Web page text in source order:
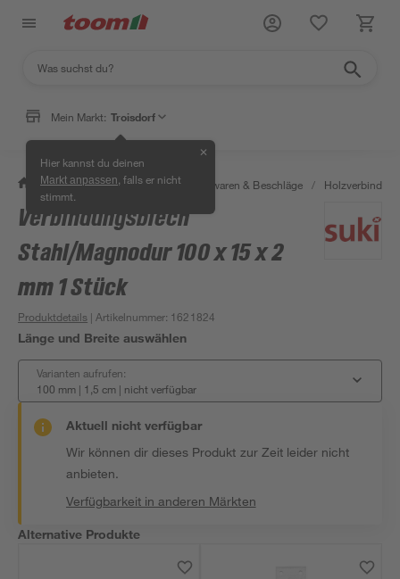
Mein Markt: Troisdorf
Hier kannst du deinen
Markt anpassen , falls er nicht
stimmt.
✕
/ Werkstatt & Maschinen / Eisenwaren & Beschläge / Holzverbinder
Verbindungsblech
Stahl/Magnodur 100 x 15 x 2
mm 1 Stück
Produktdetails | Artikelnummer: 1621824
Länge und Breite auswählen
Varianten aufrufen:
100 mm | 1,5 cm | nicht verfügbar
Aktuell nicht verfügbar
Wir können dir dieses Produkt zur Zeit leider nicht
anbieten.
Verfügbarkeit in anderen Märkten
Alternative Produkte